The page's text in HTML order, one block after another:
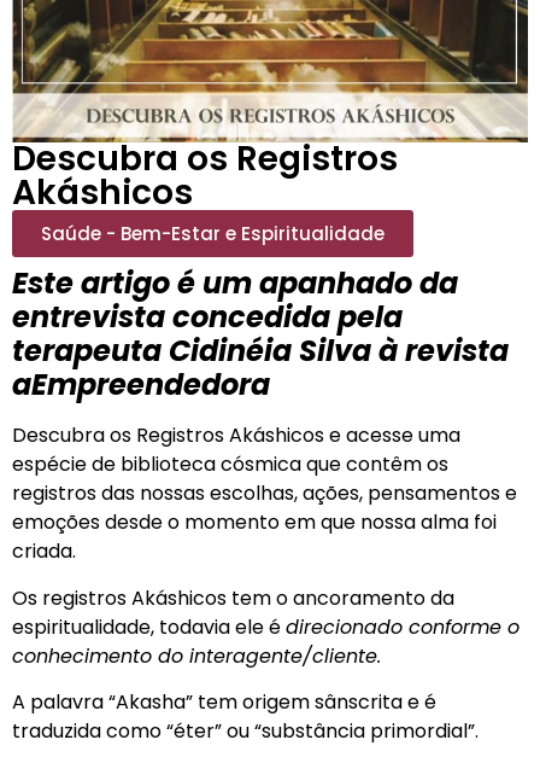
Descubra os Registros
Akáshicos
Saúde - Bem-Estar e Espiritualidade
Este artigo é um apanhado da
entrevista concedida pela
terapeuta Cidinéia Silva à revista
aEmpreendedora
Descubra os Registros Akáshicos e acesse uma
espécie de biblioteca cósmica que contêm os
registros das nossas escolhas, ações, pensamentos e
emoções desde o momento em que nossa alma foi
criada.
Os registros Akáshicos tem o ancoramento da
espiritualidade, todavia ele édirecionado conforme o
conhecimento do interagente/cliente.
A palavra “Akasha” tem origem sânscrita e é
traduzida como “éter” ou “substância primordial”.